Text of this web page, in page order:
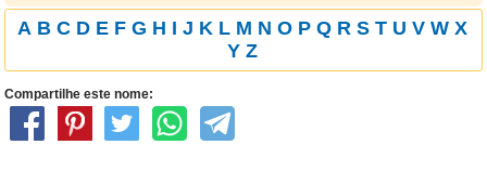
A B C D E F G H I J K L M N O P Q R S T U V W X
Y Z
Compartilhe este nome: